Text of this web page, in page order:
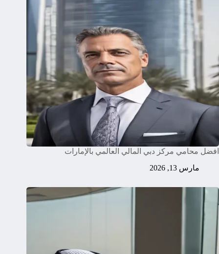
افضل محامي مركز دبي المالي العالمي بالإمارات
مارس 13, 2026